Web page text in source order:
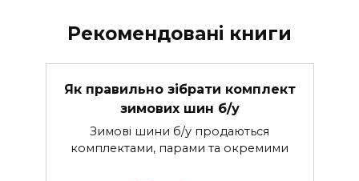
Рекомендовані книги
Як правильно зібрати комплект
зимових шин б/у
Зимові шини б/у продаються
комплектами, парами та окремими